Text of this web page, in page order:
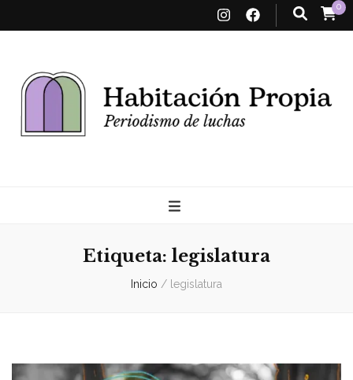
0
Propia
Etiqueta: legislatura
Inicio / legislatura